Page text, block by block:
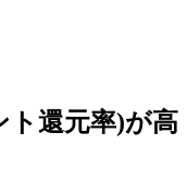
ト還元率)が高